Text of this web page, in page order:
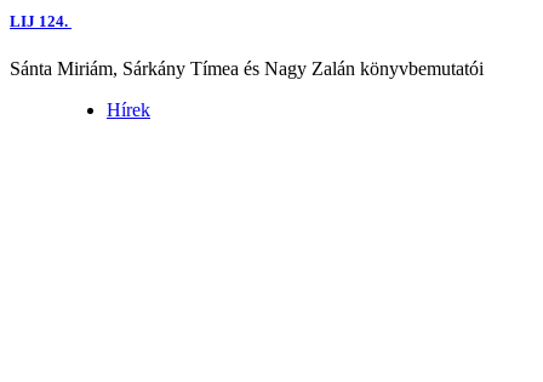
LIJ 124.
Sánta Miriám, Sárkány Tímea és Nagy Zalán könyvbemutatói
Hírek